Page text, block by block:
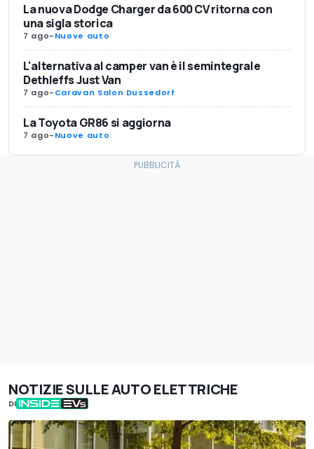
La nuova Dodge Charger da 600 CV ritorna con
una sigla storica
7 ago-Nuove auto
L'alternativa al camper van è il semintegrale
Dethleffs Just Van
7 ago-Caravan Salon Dussedorf
La Toyota GR86 si aggiorna
7 ago-Nuove auto
NOTIZIE SULLE AUTO ELETTRICHE
DI